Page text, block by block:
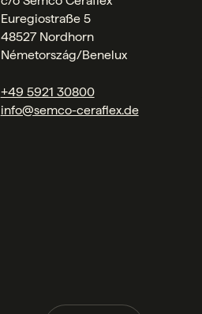
Euregiostraße 5
48527 Nordhorn
Németország/Benelux
+49 5921 30800
info@semco-ceraflex.de